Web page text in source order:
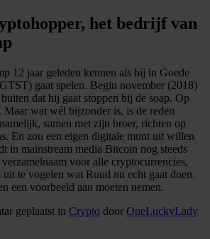
het bedrijf van
12 jaar geleden kennen als hij in Goede
gaat spelen. Begin november (2018)
dat hij gaat stoppen bij de soap. Op
Maar wat wél bijzonder is, is de reden
samen met zijn broer, richten op
En zou een eigen digitale munt uit willen
in mainstream media Bitcoin nog steeds
voor alle cryptocurrencies,
te vogelen wat Ruud nu echt gaat doen.
een voorbeeld aan moeten nemen.
geplaatst in Crypto door OneLuckyLady